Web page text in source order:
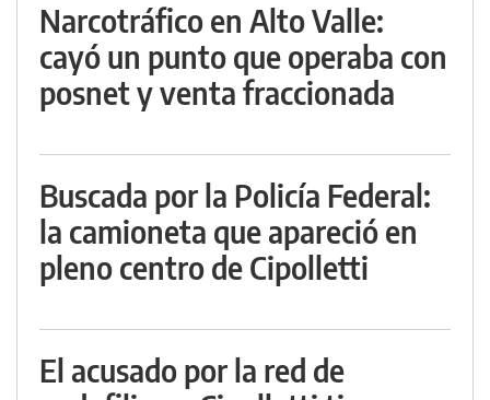
Narcotráfico en Alto Valle:
cayó un punto que operaba con
posnet y venta fraccionada
Buscada por la Policía Federal:
la camioneta que apareció en
pleno centro de Cipolletti
El acusado por la red de